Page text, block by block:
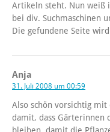
Artikeln steht. Nun weiß
bei div. Suchmaschinen
Die gefundene Seite
Anja
31. Juli 2008 um 00:59
Also schön vorsichtig mit
damit, dass Gärterinnen